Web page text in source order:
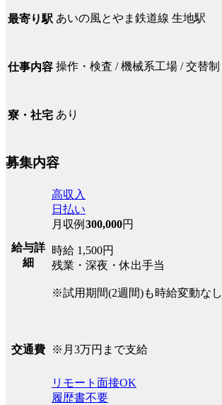
最寄り駅 あいの風とやま鉄道線 生地駅
仕事内容 操作・検査 / 機械系工場 / 交替制
寮・社宅 あり
募集内容
給与詳
細
高収入
日払い
月収例 300,000円
時給 1,500円
残業・深夜・休出手当
※試用期間(2週間)も時給変動なし
交通費 ※月3万円まで支給
リモート面接OK
履歴書不要